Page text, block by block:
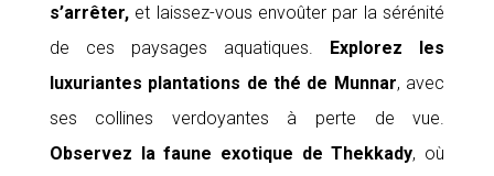
s’arrêter,et laissez-vous envoûter par la sérénité
de ces paysages aquatiques. Explorez
les
luxuriantes plantations de thé de Munnar, avec
ses collines verdoyantes à perte de vue.
Observez la faune exotique de Thekkady, où